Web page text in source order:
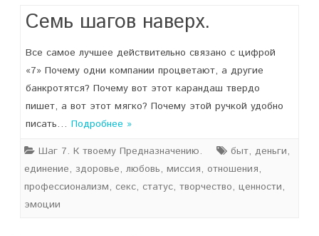
Семь шагов наверх.
Все самое лучшее действительно связано с цифрой
«7» Почему одни компании процветают, а другие
банкротятся? Почему вот этот карандаш твердо
пишет, а вот этот мягко? Почему этой ручкой удобно
писать… Подробнее »
Шаг 7. К твоему Предназначению.
быт, деньги,
единение, здоровье, любовь, миссия, отношения,
профессионализм, секс, статус, творчество, ценности,
эмоции